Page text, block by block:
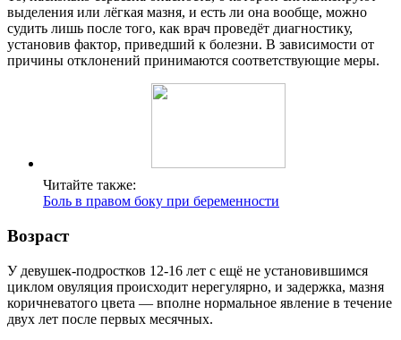
выделения или лёгкая мазня, и есть ли она вообще, можно
судить лишь после того, как врач проведёт диагностику,
установив фактор, приведший к болезни. В зависимости от
причины отклонений принимаются соответствующие меры.
Читайте также:
Боль в правом боку при беременности
Возраст
У девушек-подростков 12-16 лет с ещё не установившимся
циклом овуляция происходит нерегулярно, и задержка, мазня
коричневатого цвета — вполне нормальное явление в течение
двух лет после первых месячных.